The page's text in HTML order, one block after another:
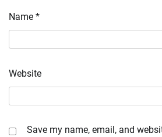
Name *
Website
Save my name, email, and